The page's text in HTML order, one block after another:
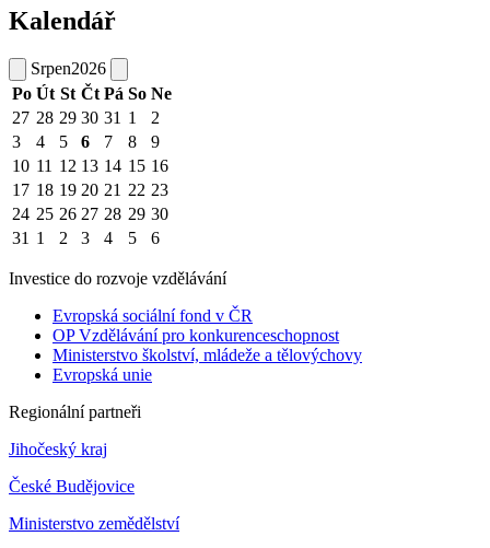
Kalendář
Srpen2026
Po Út St Čt Pá So Ne
27 28 29 30 31 1
2
3
4 5 6 7 8
9
10 11 12 13 14 15 16
17 18 19 20 21 22 23
24 25 26 27 28 29 30
31 1 2 3 4 5 6
Investice do rozvoje vzdělávání
Evropská sociální fond v ČR
OP Vzdělávání pro konkurenceschopnost
Ministerstvo školství, mládeže a tělovýchovy
Evropská unie
Regionální partneři
Jihočeský kraj
České Budějovice
Ministerstvo zemědělství